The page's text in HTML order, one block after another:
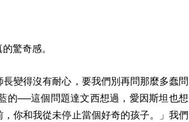
驚奇感。
變得沒有耐心，要我們別再問那麼多蠢問
的──這個問題達文西想過，愛因斯坦也想
你和我從未停止當個好奇的孩子。」我們